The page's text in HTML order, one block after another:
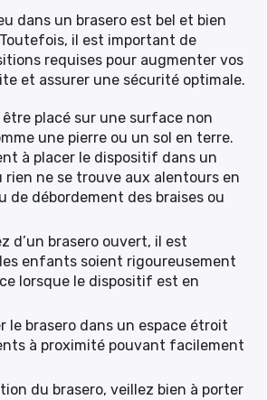
dans un brasero est bel et bien
il est important de
requises pour augmenter vos
et assurer une sécurité optimale.
placé sur une surface non
une pierre ou un sol en terre.
à placer le dispositif dans un
rien ne se trouve aux alentours en
de débordement des braises ou
d’un brasero ouvert, il est
enfants soient rigoureusement
lorsque le dispositif est en
le brasero dans un espace étroit
à proximité pouvant facilement
du brasero, veillez bien à porter